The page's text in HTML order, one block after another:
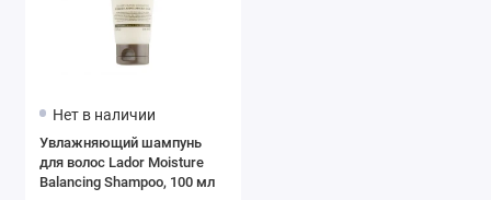
Нет в наличии
Увлажняющий шампунь
для волос Lador Moisture
Balancing Shampoo, 100 мл